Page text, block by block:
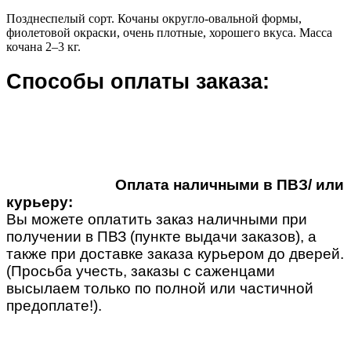
Позднеспелый сорт. Кочаны округло-овальной формы,
фиолетовой окраски, очень плотные, хорошего вкуса. Масса
кочана 2–3 кг.
Способы оплаты заказа:
Оплата наличными в ПВЗ/ или
курьеру:
Вы можете оплатить заказ наличными при
получении в ПВЗ (пункте выдачи заказов), а
также при доставке заказа курьером до дверей.
(Просьба учесть, заказы с саженцами
высылаем только по полной или частичной
предоплате!).